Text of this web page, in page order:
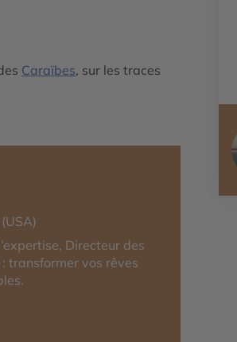
Caraïbes, sur les traces
Directeur des
transformer vos rêves